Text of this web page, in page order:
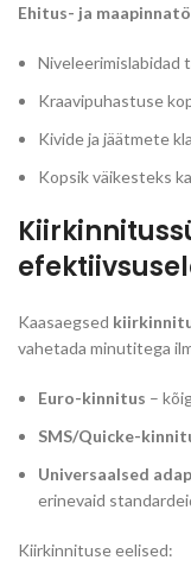
Ehitus- ja
Niveleerimislabidad
Kraavipuhastuse
Kivide ja jäätmete
Kopsik väikesteks
Kaasaegsed
vahetada minutitega
Euro-kinnitus –
SMS/Quicke-
Universaalsed
erinevaid
Kiirkinnituse eelised: